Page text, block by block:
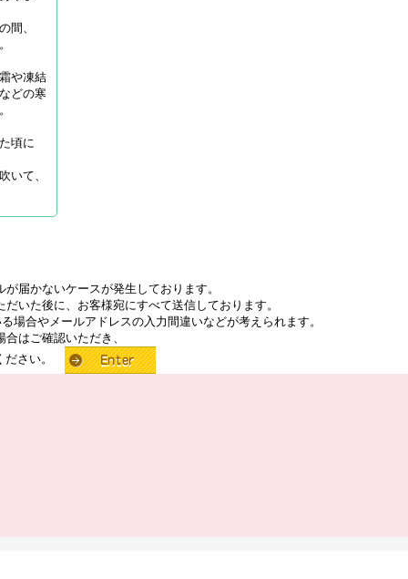
間、
や凍結
どの寒
頃に
いて、
届かないケースが発生しております。
いた後に、お客様宛にすべて送信しております。
場合やメールアドレスの入力間違いなどが考えられます。
はご確認いただき、
ださい。